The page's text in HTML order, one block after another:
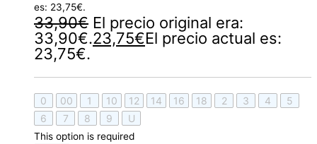
es: 23,75€.
33,90€ El precio original era:
33,90€.23,75€El precio actual es:
23,75€.
0 00 1 10 12 14 16 18 2 3 4
5
6
7 8 9 U
This option is required